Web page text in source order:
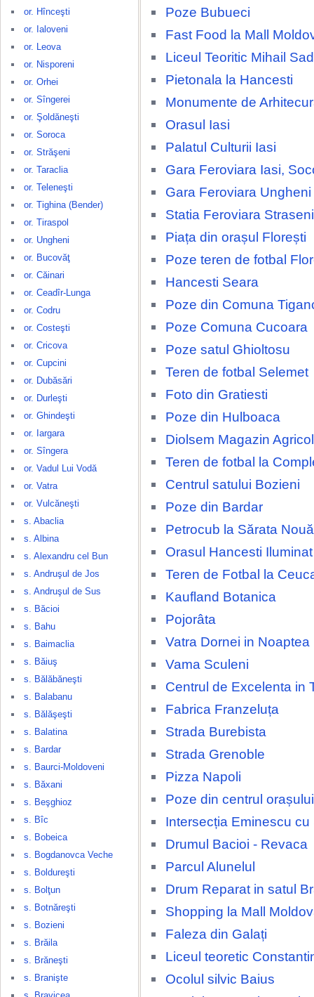
or. Hînceşti
or. Ialoveni
or. Leova
or. Nisporeni
or. Orhei
or. Sîngerei
or. Şoldăneşti
or. Soroca
or. Străşeni
or. Taraclia
or. Teleneşti
or. Tighina (Bender)
or. Tiraspol
or. Ungheni
or. Bucovăţ
or. Căinari
or. Ceadîr-Lunga
or. Codru
or. Costeşti
or. Cricova
or. Cupcini
or. Dubăsări
or. Durleşti
or. Ghindeşti
or. Iargara
or. Sîngera
or. Vadul Lui Vodă
or. Vatra
or. Vulcăneşti
s. Abaclia
s. Albina
s. Alexandru cel Bun
s. Andruşul de Jos
s. Andruşul de Sus
s. Băcioi
s. Bahu
s. Baimaclia
s. Băiuş
s. Bălăbăneşti
s. Balabanu
s. Bălăşeşti
s. Balatina
s. Bardar
s. Baurci-Moldoveni
s. Băxani
s. Beşghioz
s. Bîc
s. Bobeica
s. Bogdanovca Veche
s. Boldureşti
s. Bolţun
s. Botnăreşti
s. Bozieni
s. Brăila
s. Brăneşti
s. Branişte
Poze Bubueci
Fast Food la Mall
Liceul Teoritic Mihail
Pietonala la Hancesti
Monumente de
Orasul Iasi
Palatul Culturii Iasi
Gara Feroviara Iasi,
Gara Feroviara Ungheni
Statia Feroviara Straseni
Piața din orașul Florești
Poze teren de fotbal
Hancesti Seara
Poze din Comuna
Poze Comuna Cucoara
Poze satul Ghioltosu
Teren de fotbal Selemet
Foto din Gratiesti
Poze din Hulboaca
Diolsem Magazin Agricol
Teren de fotbal la
Centrul satului Bozieni
Poze din Bardar
Petrocub la Sărata Nouă
Orasul Hancesti
Teren de Fotbal la
Kaufland Botanica
Pojorâta
Vatra Dornei in Noaptea
Vama Sculeni
Centrul de Excelenta in
Fabrica Franzeluța
Strada Burebista
Strada Grenoble
Pizza Napoli
Poze din centrul
Intersecția Eminescu cu
Drumul Bacioi - Revaca
Parcul Alunelul
Drum Reparat in satul
Shopping la Mall
Faleza din Galați
Liceul teoretic
Ocolul silvic Baius